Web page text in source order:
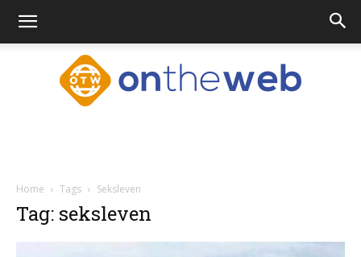
Home Tags Seksleven
Tag: seksleven